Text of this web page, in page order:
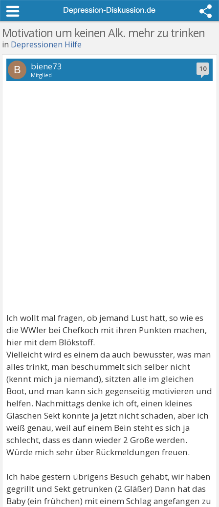
Motivation um keinen Alk. mehr zu trinken
in Depressionen Hilfe
10
B biene73
Mitglied
Ich wollt mal fragen, ob jemand Lust hatt, so wie es
die WWler bei Chefkoch mit ihren Punkten machen,
hier mit dem Blökstoff.
Vielleicht wird es einem da auch bewusster, was man
alles trinkt, man beschummelt sich selber nicht
(kennt mich ja niemand), sitzten alle im gleichen
Boot, und man kann sich gegenseitig motivieren und
helfen. Nachmittags denke ich oft, einen kleines
Gläschen Sekt könnte ja jetzt nicht schaden, aber ich
weiß genau, weil auf einem Bein steht es sich ja
schlecht, dass es dann wieder 2 Große werden.
Würde mich sehr über Rückmeldungen freuen.
Ich habe gestern übrigens Besuch gehabt, wir haben
gegrillt und Sekt getrunken (2 Gläßer) Dann hat das
Baby (ein frühchen) mit einem Schlag angefangen zu